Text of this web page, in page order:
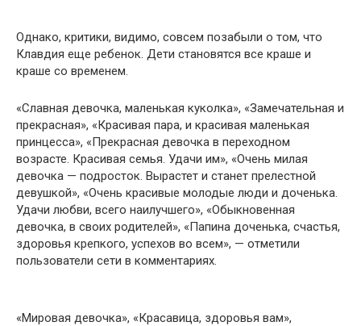
Однако, критики, видимо, совсем позабыли о том, что
Клавдия еще ребенок. Дети становятся все краше и
краше со временем.
«Славная девочка, маленькая куколка», «Замечательная и
прекрасная», «Красивая пара, и красивая маленькая
принцесса», «Прекрасная девочка в переходном
возрасте. Красивая семья. Удачи им», «Очень милая
девочка — подросток. Вырастет и станет прелестной
девушкой», «Очень красивые молодые люди и доченька.
Удачи любви, всего наилучшего», «Обыкновенная
девочка, в своих родителей», «Папина доченька, счастья,
здоровья крепкого, успехов во всем», — отметили
пользователи сети в комментариях.
«Мировая девочка», «Красавица, здоровья вам»,